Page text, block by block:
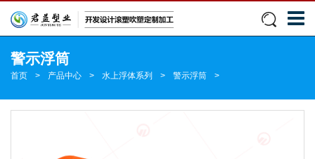
警示浮筒
首页 > 产品中心 > 水上浮体系列 > 警示浮筒 >